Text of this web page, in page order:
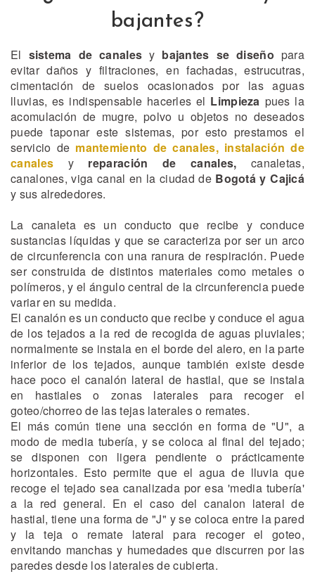
bajantes?
El sistema de canales y bajantes se diseño para
evitar daños y filtraciones, en fachadas, estrucutras,
cimentación de suelos ocasionados por las aguas
lluvias, es indispensable hacerles el Limpieza pues la
acomulación de mugre, polvo u objetos no deseados
puede taponar este sistemas, por esto prestamos el
servicio de mantemiento de canales, instalación de
canales y reparación de canales, canaletas,
canalones, viga canal en la ciudad de Bogotá y Cajicá
y sus alrededores.
La canaleta es un conducto que recibe y conduce
sustancias líquidas y que se caracteriza por ser un arco
de circunferencia con una ranura de respiración. Puede
ser construida de distintos materiales como metales o
polímeros, y el ángulo central de la circunferencia puede
variar en su medida.
El canalón es un conducto que recibe y conduce el agua
de los tejados a la red de recogida de aguas pluviales;
normalmente se instala en el borde del alero, en la parte
inferior de los tejados, aunque también existe desde
hace poco el canalón lateral de hastial, que se instala
en hastiales o zonas laterales para recoger el
goteo/chorreo de las tejas laterales o remates.
El más común tiene una sección en forma de "U", a
modo de media tubería, y se coloca al final del tejado;
se disponen con ligera pendiente o prácticamente
horizontales. Esto permite que el agua de lluvia que
recoge el tejado sea canalizada por esa 'media tubería'
a la red general. En el caso del canalon lateral de
hastial, tiene una forma de "J" y se coloca entre la pared
y la teja o remate lateral para recoger el goteo,
envitando manchas y humedades que discurren por las
paredes desde los laterales de cubierta.